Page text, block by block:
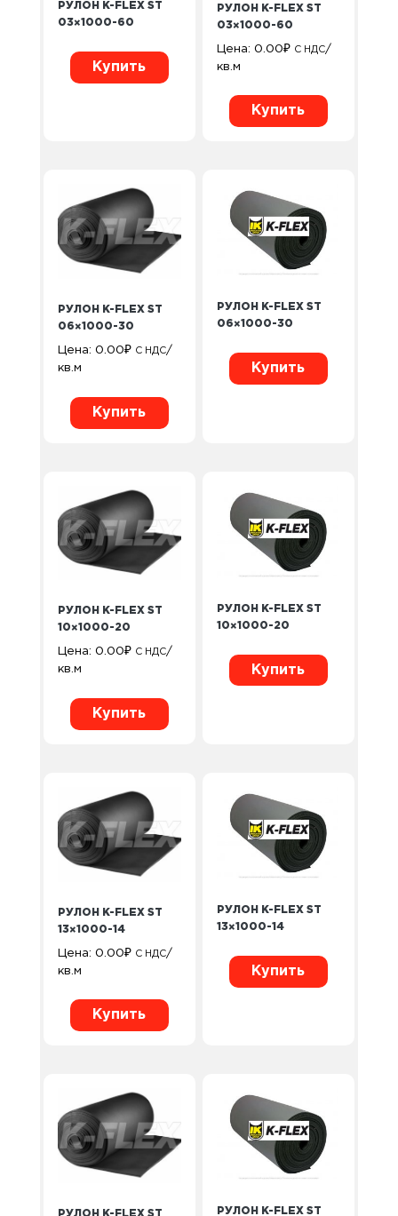
РУЛОН K-FLEX ST
03×1000-60
Купить
РУЛОН K-FLEX ST
03×1000-60
Цена: 0.00₽ С НДС/
кв.м
Купить
РУЛОН K-FLEX ST
06×1000-30
Цена: 0.00₽ С НДС/
кв.м
Купить
РУЛОН K-FLEX ST
06×1000-30
Купить
РУЛОН K-FLEX ST
10×1000-20
Цена: 0.00₽ С НДС/
кв.м
Купить
РУЛОН K-FLEX ST
10×1000-20
Купить
РУЛОН K-FLEX ST
13×1000-14
Цена: 0.00₽ С НДС/
кв.м
Купить
РУЛОН K-FLEX ST
13×1000-14
Купить
РУЛОН K-FLEX ST РУЛОН K-FLEX ST